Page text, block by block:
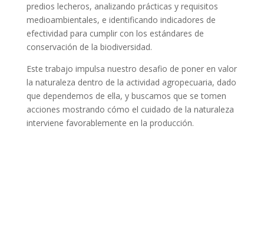
predios lecheros, analizando prácticas y requisitos
medioambientales, e identificando indicadores de
efectividad para cumplir con los estándares de
conservación de la biodiversidad.
Este trabajo impulsa nuestro desafio de poner en valor
la naturaleza dentro de la actividad agropecuaria, dado
que dependemos de ella, y buscamos que se tomen
acciones mostrando cómo el cuidado de la naturaleza
interviene favorablemente en la producción.